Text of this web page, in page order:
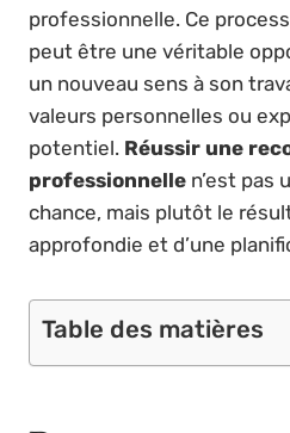
professionnelle. Ce
peut être une véritable
un nouveau sens à son
valeurs personnelles ou
potentiel. Réussir une
professionnelle n’est pas
chance, mais plutôt le
approfondie et d’une
Table des matières